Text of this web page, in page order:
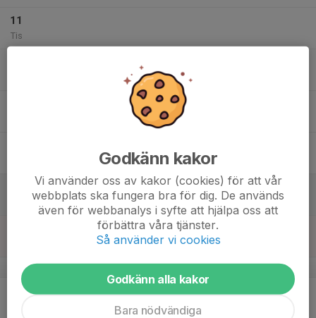
11
Tis
v.25
Godkänn kakor
Vi använder oss av kakor (cookies) för att vår
webbplats ska fungera bra för dig. De används
även för webbanalys i syfte att hjälpa oss att
förbättra våra tjänster.
Så använder vi cookies
Godkänn alla kakor
Bara nödvändiga